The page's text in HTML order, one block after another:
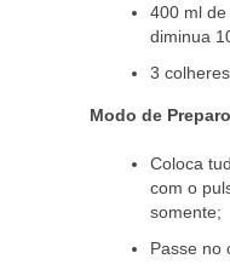
400 ml
diminua
3
Modo de
Coloca
com o
somente;
Passe no